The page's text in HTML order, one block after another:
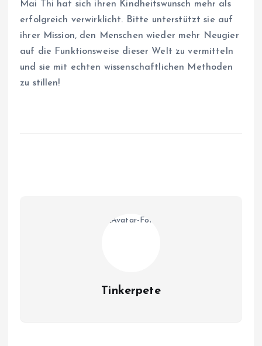
Mai Thi hat sich ihren Kindheitswunsch mehr als
erfolgreich verwirklicht. Bitte unterstützt sie auf
ihrer Mission, den Menschen wieder mehr Neugier
auf die Funktionsweise dieser Welt zu vermitteln
und sie mit echten wissenschaftlichen Methoden
zu stillen!
Tinkerpete